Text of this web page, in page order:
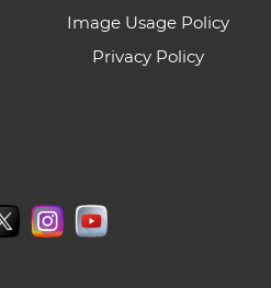
Image Usage Policy
Privacy Policy